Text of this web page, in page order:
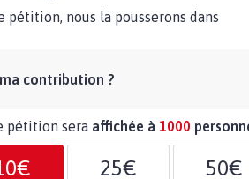
pétition, nous la pousserons dans
contribution ?
pétition sera affichée à 1000
25€ 50€